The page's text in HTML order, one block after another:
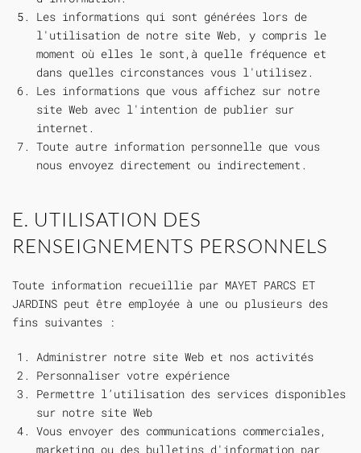
Les informations qui sont générées lors de
l'utilisation de notre site Web, y compris le
moment où elles le sont,à quelle fréquence et
dans quelles circonstances vous l'utilisez.
Les informations que vous affichez sur notre
site Web avec l'intention de publier sur
internet.
Toute autre information personnelle que vous
nous envoyez directement ou indirectement.
E. UTILISATION DES
RENSEIGNEMENTS PERSONNELS
Toute information recueillie par MAYET PARCS ET
JARDINS peut être employée à une ou plusieurs des
fins suivantes :
Administrer notre site Web et nos activités
Personnaliser votre expérience
Permettre l’utilisation des services disponibles
sur notre site Web
Vous envoyer des communications commerciales,
marketing ou des bulletins d'information par